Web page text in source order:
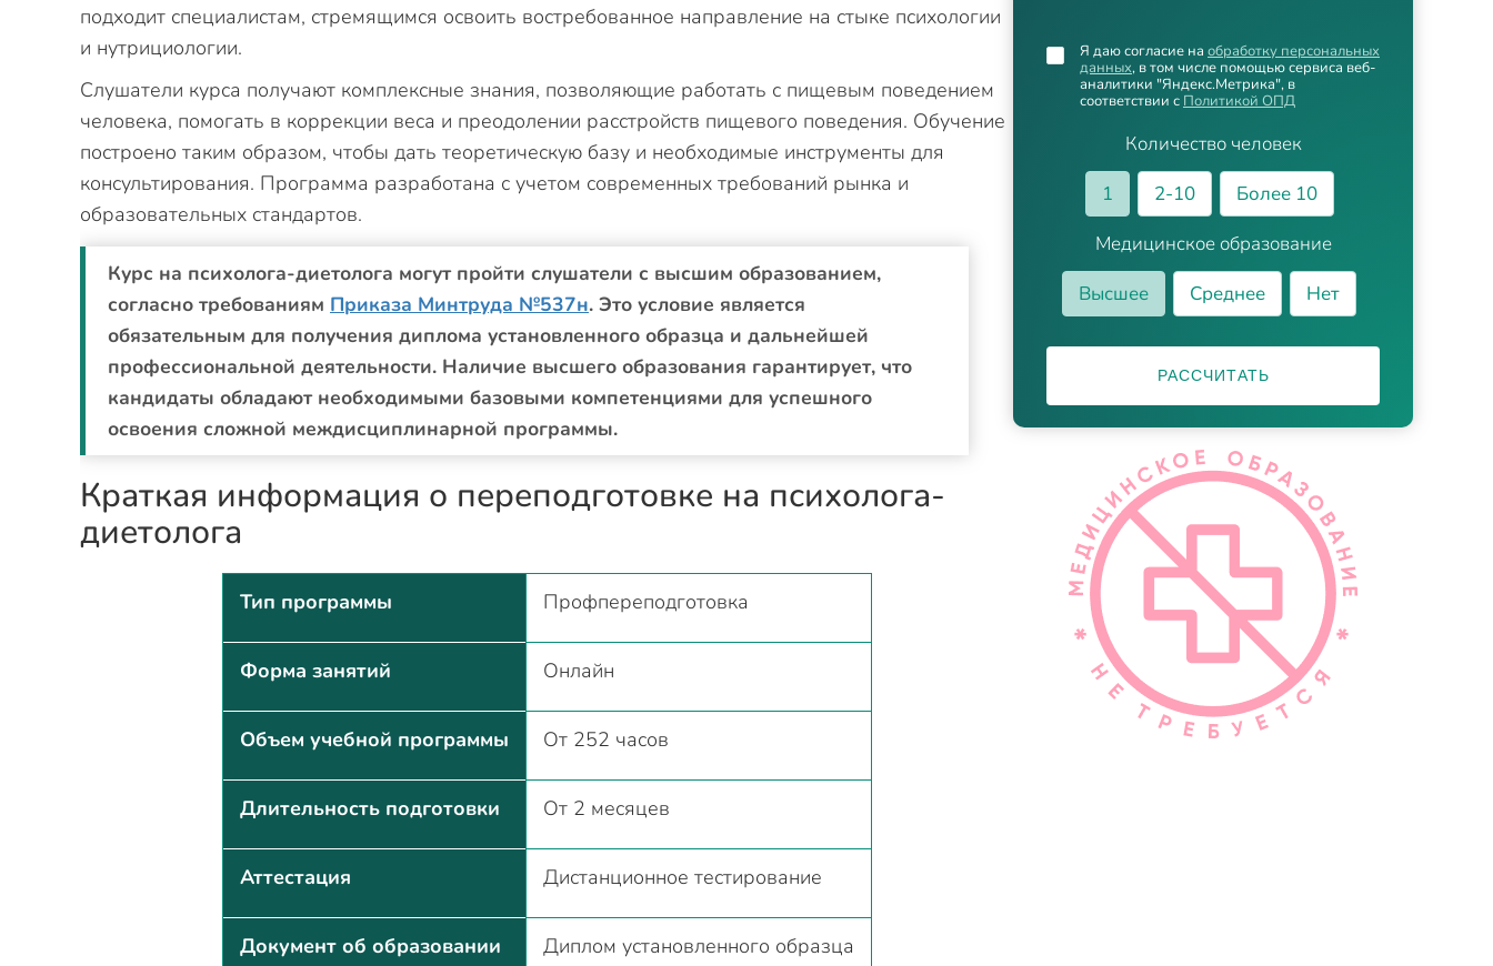
Количество человек
1
2-10
Более 10
Медицинское образование
Высшее
Среднее Нет
Я даю согласие на обработку персональных
данных, в том числе помощью сервиса веб-
аналитики "Яндекс.Метрика", в
соответствии с Политикой ОПД
РАССЧИТАТЬ
подходит специалистам, стремящимся освоить востребованное направление на стыке психологии
и нутрициологии.
Слушатели курса получают комплексные знания, позволяющие работать с пищевым поведением
человека, помогать в коррекции веса и преодолении расстройств пищевого поведения. Обучение
построено таким образом, чтобы дать теоретическую базу и необходимые инструменты для
консультирования. Программа разработана с учетом современных требований рынка и
образовательных стандартов.
Курс на психолога-диетолога могут пройти слушатели с высшим образованием,
согласно требованиям Приказа Минтруда №537н. Это условие является
обязательным для получения диплома установленного образца и дальнейшей
профессиональной деятельности. Наличие высшего образования гарантирует, что
кандидаты обладают необходимыми базовыми компетенциями для успешного
освоения сложной междисциплинарной программы.
Краткая информация о переподготовке на психолога-
диетолога
Тип программы Профпереподготовка
Форма занятий Онлайн
Объем учебной программы От 252 часов
Длительность подготовки От 2 месяцев
Аттестация Дистанционное тестирование
Документ об образовании Диплом установленного образца